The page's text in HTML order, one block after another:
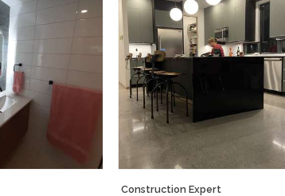
Construction Expert